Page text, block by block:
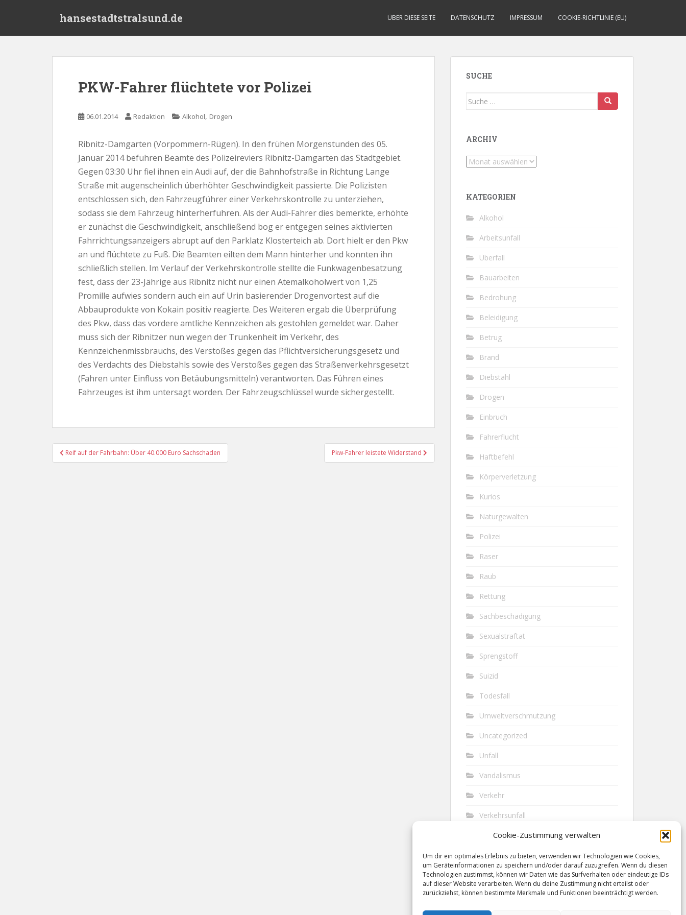
Cookie-Zustimmung verwalten
Um dir ein optimales Erlebnis zu bieten, verwenden wir Technologien wie Cookies,
um Geräteinformationen zu speichern und/oder darauf zuzugreifen. Wenn du diesen
Technologien zustimmst, können wir Daten wie das Surfverhalten oder eindeutige IDs
auf dieser Website verarbeiten. Wenn du deine Zustimmung nicht erteilst oder
zurückziehst, können bestimmte Merkmale und Funktionen beeinträchtigt werden.
hansestadtstralsund.de ÜBER DIESE SEITE DATENSCHUTZ IMPRESSUM COOKIE-RICHTLINIE (EU)
PKW-Fahrer flüchtete vor Polizei
06.01.2014 Redaktion Alkohol, Drogen
Ribnitz-Damgarten (Vorpommern-Rügen). In den frühen Morgenstunden des 05.
Januar 2014 befuhren Beamte des Polizeireviers Ribnitz-Damgarten das Stadtgebiet.
Gegen 03:30 Uhr fiel ihnen ein Audi auf, der die Bahnhofstraße in Richtung Lange
Straße mit augenscheinlich überhöhter Geschwindigkeit passierte. Die Polizisten
entschlossen sich, den Fahrzeugführer einer Verkehrskontrolle zu unterziehen,
sodass sie dem Fahrzeug hinterherfuhren. Als der Audi-Fahrer dies bemerkte, erhöhte
er zunächst die Geschwindigkeit, anschließend bog er entgegen seines aktivierten
Fahrrichtungsanzeigers abrupt auf den Parklatz Klosterteich ab. Dort hielt er den Pkw
an und flüchtete zu Fuß. Die Beamten eilten dem Mann hinterher und konnten ihn
schließlich stellen. Im Verlauf der Verkehrskontrolle stellte die Funkwagenbesatzung
fest, dass der 23-Jährige aus Ribnitz nicht nur einen Atemalkoholwert von 1,25
Promille aufwies sondern auch ein auf Urin basierender Drogenvortest auf die
Abbauprodukte von Kokain positiv reagierte. Des Weiteren ergab die Überprüfung
des Pkw, dass das vordere amtliche Kennzeichen als gestohlen gemeldet war. Daher
muss sich der Ribnitzer nun wegen der Trunkenheit im Verkehr, des
Kennzeichenmissbrauchs, des Verstoßes gegen das Pflichtversicherungsgesetz und
des Verdachts des Diebstahls sowie des Verstoßes gegen das Straßenverkehrsgesetzt
(Fahren unter Einfluss von Betäubungsmitteln) verantworten. Das Führen eines
Fahrzeuges ist ihm untersagt worden. Der Fahrzeugschlüssel wurde sichergestellt.
Beitragsnavigation
Reif auf der Fahrbahn: Über 40.000 Euro Sachschaden Pkw-Fahrer leistete Widerstand
SUCHE
Suche
ARCHIV
Archiv
KATEGORIEN
Alkohol
Arbeitsunfall
Überfall
Bauarbeiten
Bedrohung
Beleidigung
Betrug
Brand
Diebstahl
Drogen
Einbruch
Fahrerflucht
Haftbefehl
Körperverletzung
Kurios
Naturgewalten
Polizei
Raser
Raub
Rettung
Sachbeschädigung
Sexualstraftat
Sprengstoff
Suizid
Todesfall
Umweltverschmutzung
Uncategorized
Unfall
Vandalismus
Verkehr
Verkehrsunfall
Vermisst
Waffen
Wilderei